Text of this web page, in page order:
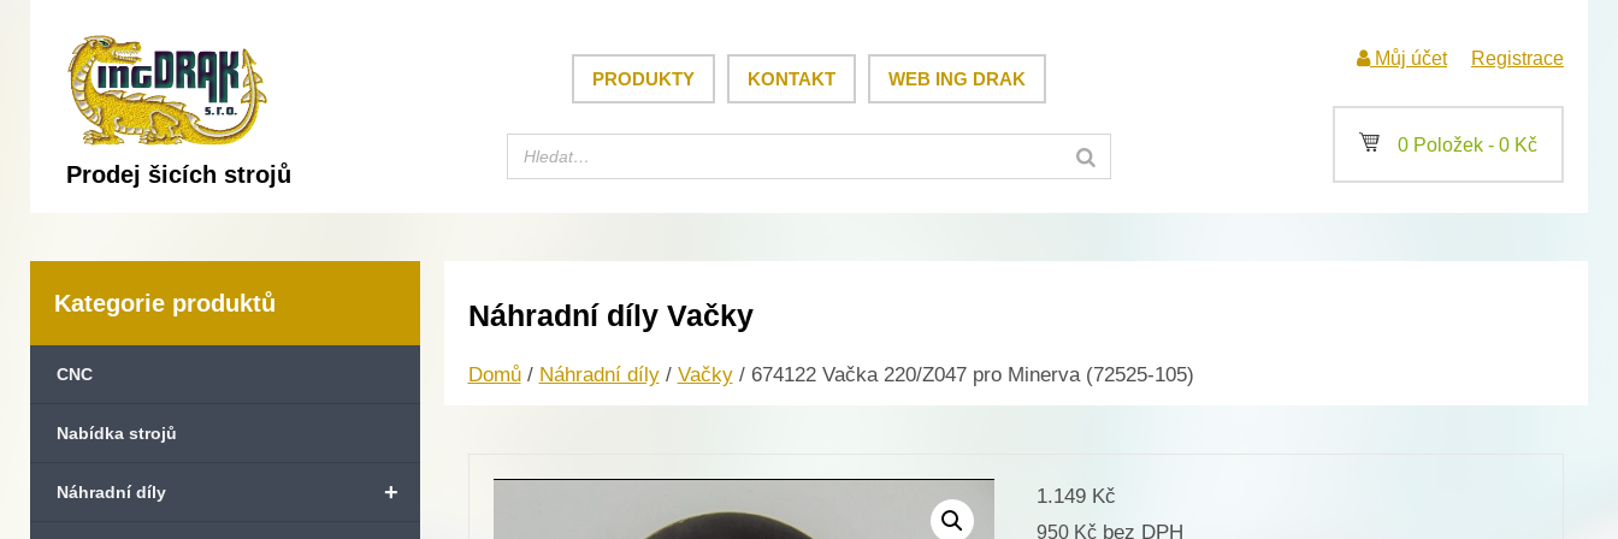
Prodej šicích strojů
PRODUKTY KONTAKT WEB ING DRAK
Můj účet Registrace
a 0 Položek - 0 Kč
Kategorie produktů
CNC
Nabídka strojů
+
Náhradní díly
Náhradní díly Vačky
Domů/ Náhradní díly/ Vačky/ 674122 Vačka 220/Z047 pro Minerva (72525-105)
1.149 Kč
950 Kč bez DPH